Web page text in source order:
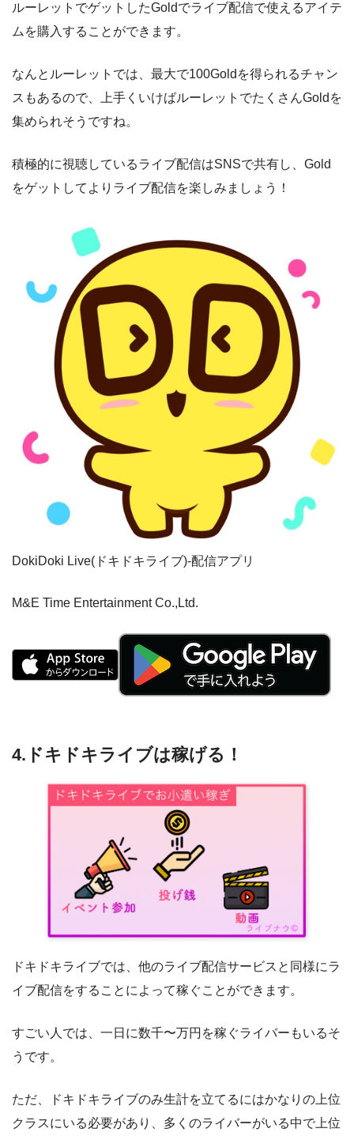
ルーレットでゲットしたGoldでライブ配信で使えるアイテ
ムを購入することができます。
なんとルーレットでは、最大で100Goldを得られるチャン
スもあるので、上手くいけばルーレットでたくさんGoldを
集められそうですね。
積極的に視聴しているライブ配信はSNSで共有し、Gold
をゲットしてよりライブ配信を楽しみましょう！
DokiDoki Live(ドキドキライブ)-配信アプリ
M&E Time Entertainment Co.,Ltd.
4.ドキドキライブは稼げる！
ドキドキライブでは、他のライブ配信サービスと同様にラ
イブ配信をすることによって稼ぐことができます。
すごい人では、一日に数千〜万円を稼ぐライバーもいるそ
うです。
ただ、ドキドキライブのみ生計を立てるにはかなりの上位
クラスにいる必要があり、多くのライバーがいる中で上位